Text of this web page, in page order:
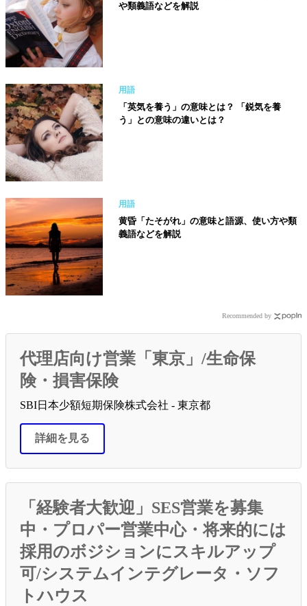
や類義語などを解説
用語
「英気を養う」の意味とは？ 「鋭気を養
う」との意味の違いとは？
用語
黄昏「たそがれ」の意味と語源、使い方や類
義語などを解説
Recommended by
代理店向け営業「東京」/生命保
険・損害保険
SBI日本少額短期保険株式会社 - 東京都
詳細を見る
「経験者大歓迎」SES営業を募集
中・プロパー営業中心・将来的には
採用のボジションにスキルアップ
可/システムインテグレータ・ソフ
トハウス